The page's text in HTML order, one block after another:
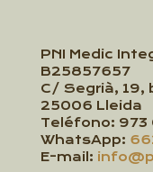
PNI Medic
B25857657
C/ Segrià, 19,
25006 Lleida
Teléfono: 973
WhatsApp:
E-mail: